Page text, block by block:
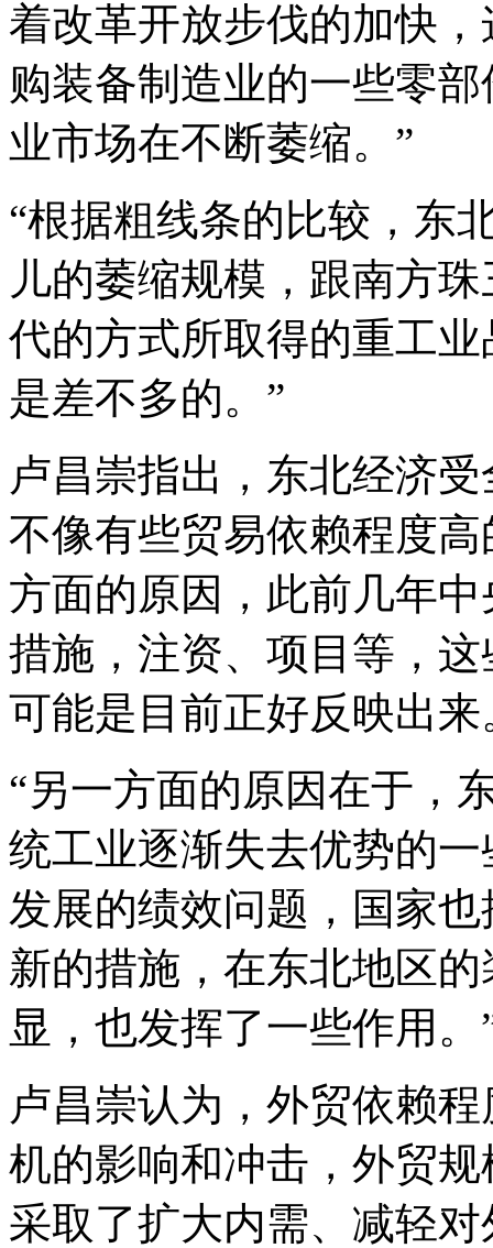
着改革开放步伐的加快
购装备制造业的一些零
业市场在不断萎缩。”
“根据粗线条的比较，东
儿的萎缩规模，跟南方
代的方式所取得的重工
是差不多的。”
卢昌崇指出，东北经济
不像有些贸易依赖程度
方面的原因，此前几年
措施，注资、项目等，
可能是目前正好反映出来
“另一方面的原因在于，
统工业逐渐失去优势的
发展的绩效问题，国家
新的措施，在东北地区
显，也发挥了一些作用。
卢昌崇认为，外贸依赖
机的影响和冲击，外贸
采取了扩大内需、减轻